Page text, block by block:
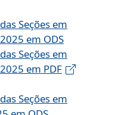
Seções em
em ODS
Seções em
em PDF
Seções em